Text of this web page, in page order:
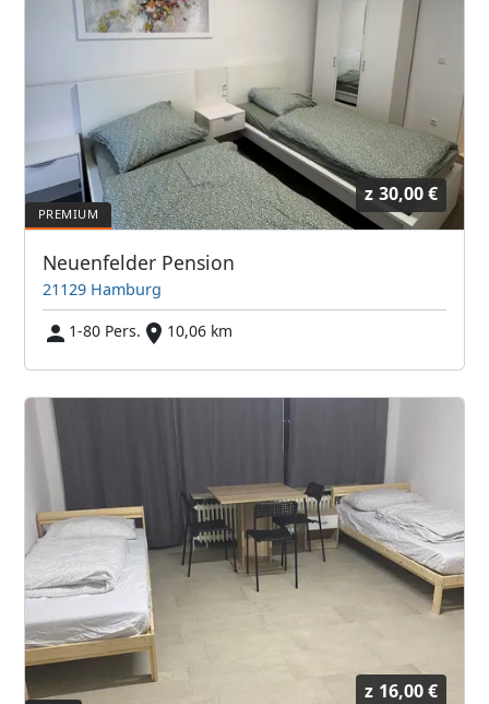
z 30,00 €
Neuenfelder Pension
21129 Hamburg
1-80 Pers.
10,06 km
z 16,00 €